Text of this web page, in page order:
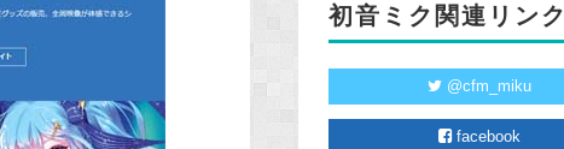
初音ミク関連リンク
@cfm_miku
facebook